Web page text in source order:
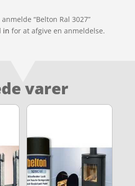
“Belton Ral 3027”
in for at afgive en anmeldelse.
varer